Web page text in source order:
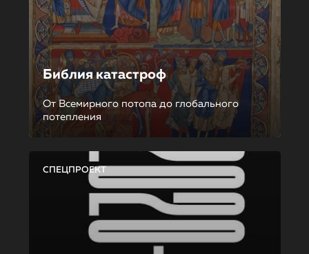
Библия катастроф
От Всемирного потопа до глобального
потепления
СПЕЦПРОЕКТ